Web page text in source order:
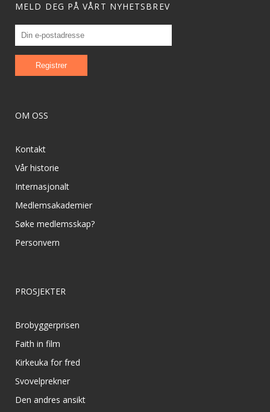
MELD DEG PÅ VÅRT NYHETSBREV
OM OSS
Kontakt
Vår historie
Internasjonalt
Medlemsakademier
Søke medlemsskap?
Personvern
PROSJEKTER
Brobyggerprisen
Faith in film
Kirkeuka for fred
Svovelprekner
Den andres ansikt